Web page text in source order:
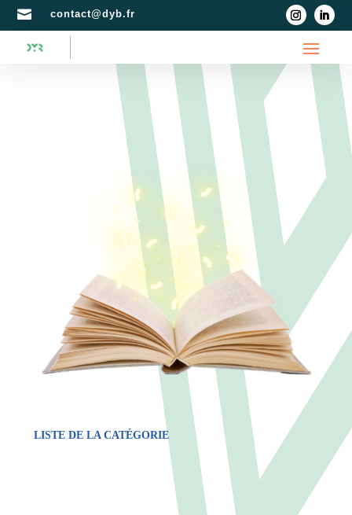
 contact@dyb.fr
LISTE DE LA CATÉGORIE